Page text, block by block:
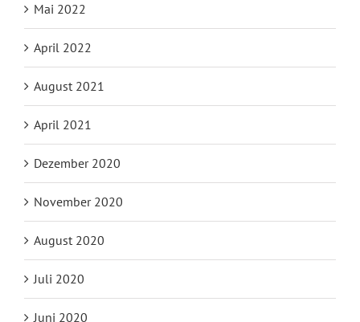
Mai 2022
April 2022
August 2021
April 2021
Dezember 2020
November 2020
August 2020
Juli 2020
Juni 2020